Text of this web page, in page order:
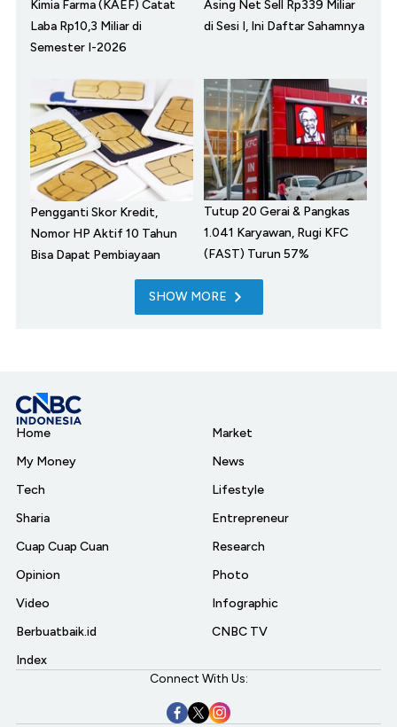
Kimia Farma (KAEF) Catat
Laba Rp10,3 Miliar di
Semester I-2026
Asing Net Sell Rp339 Miliar
di Sesi I, Ini Daftar Sahamnya
Pengganti Skor Kredit,
Nomor HP Aktif 10 Tahun
Bisa Dapat Pembiayaan
Tutup 20 Gerai & Pangkas
1.041 Karyawan, Rugi KFC
(FAST) Turun 57%
SHOW MORE
Home
My Money
Tech
Sharia
Cuap Cuap Cuan
Opinion
Video
Berbuatbaik.id
Index
Market
News
Lifestyle
Entrepreneur
Research
Photo
Infographic
CNBC TV
Connect With Us: